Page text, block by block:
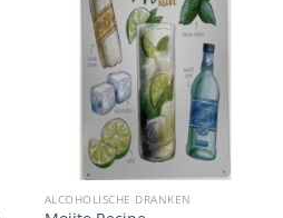
ALCOHOLISCHE DRANKEN